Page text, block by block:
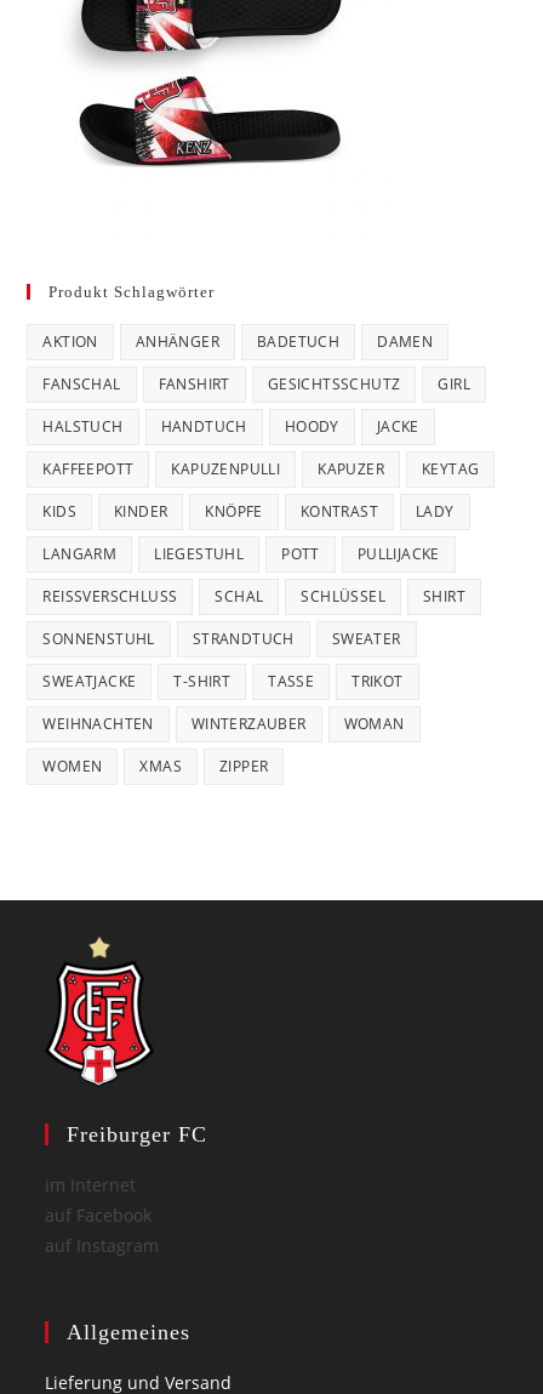
Produkt Schlagwörter
AKTION ANHÄNGER BADETUCH DAMEN
FANSCHAL FANSHIRT GESICHTSSCHUTZ GIRL
HALSTUCH HANDTUCH HOODY JACKE
KAFFEEPOTT KAPUZENPULLI KAPUZER KEYTAG
KIDS KINDER KNÖPFE KONTRAST LADY
LANGARM LIEGESTUHL POTT PULLIJACKE
REISSVERSCHLUSS SCHAL SCHLÜSSEL SHIRT
SONNENSTUHL STRANDTUCH SWEATER
SWEATJACKE T-SHIRT TASSE TRIKOT
WEIHNACHTEN WINTERZAUBER WOMAN
WOMEN XMAS ZIPPER
Freiburger FC
im Internet
auf Facebook
auf Instagram
Allgemeines
Lieferung und Versand